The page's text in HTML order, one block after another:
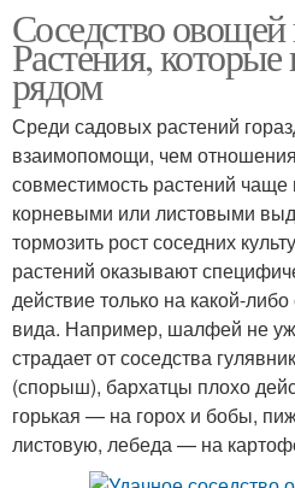
Соседство овощей
Растения, которые
рядом
Среди садовых растений
взаимопомощи, чем
совместимость растений чаще
корневыми или листовыми
тормозить рост соседних
растений оказывают
действие только на какой-
вида. Например, шалфей не
страдает от соседства
(спорыш), бархатцы плохо
горькая — на горох и бобы,
листовую, лебеда — на